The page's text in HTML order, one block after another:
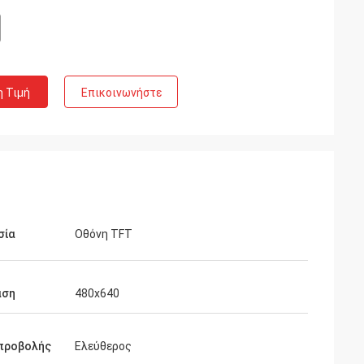
Τιμή Επικοινωνήστε
Οθόνη TFT
480x640
Ελεύθερος